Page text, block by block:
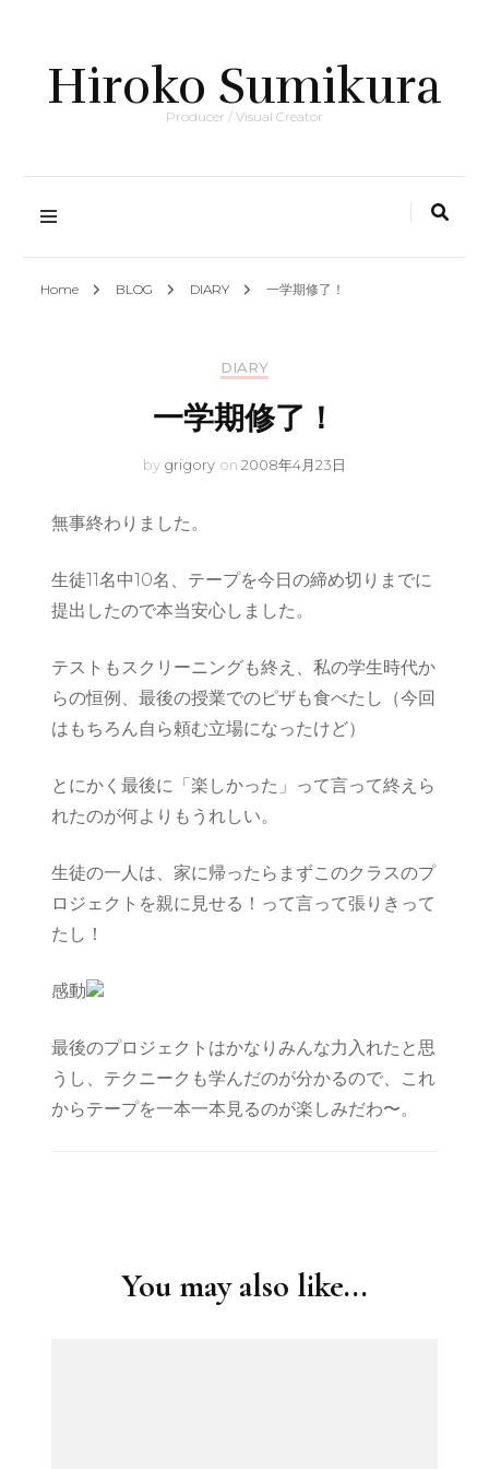
Hiroko Sumikura
Producer / Visual Creator
Home BLOG DIARY 一学期修了！
DIARY
一学期修了！
by grigory on 2008年4月23日
無事終わりました。
生徒11名中10名、テープを今日の締め切りまでに
提出したので本当安心しました。
テストもスクリーニングも終え、私の学生時代か
らの恒例、最後の授業でのピザも食べたし（今回
はもちろん自ら頼む立場になったけど）
とにかく最後に「楽しかった」って言って終えら
れたのが何よりもうれしい。
生徒の一人は、家に帰ったらまずこのクラスのプ
ロジェクトを親に見せる！って言って張りきって
たし！
感動
最後のプロジェクトはかなりみんな力入れたと思
うし、テクニークも学んだのが分かるので、これ
からテープを一本一本見るのが楽しみだわ〜。
You may also like...